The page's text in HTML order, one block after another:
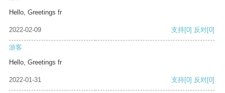
Hello, Greetings fr
2022-02-09 支持[0] 反对[0]
游客
Hello, Greetings fr
2022-01-31 支持[0] 反对[0]